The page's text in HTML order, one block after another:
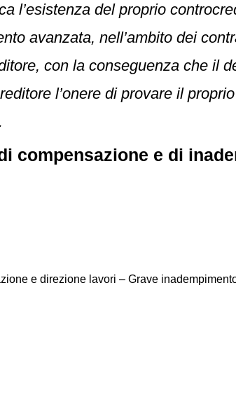
l’esistenza del proprio
avanzata, nell’ambito dei
con la conseguenza che il
l’onere di provare il
compensazione e di
e direzione lavori – Grave